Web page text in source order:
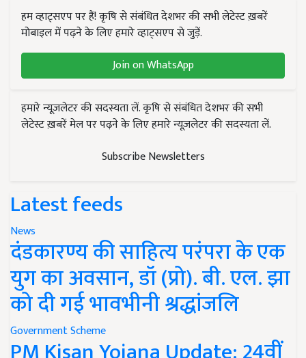
हम व्हाट्सएप पर हैं! कृषि से संबंधित देशभर की सभी लेटेस्ट ख़बरें
मोबाइल में पढ़ने के लिए हमारे व्हाट्सएप से जुड़ें.
Join on WhatsApp
हमारे न्यूज़लेटर की सदस्यता लें. कृषि से संबंधित देशभर की सभी
लेटेस्ट ख़बरें मेल पर पढ़ने के लिए हमारे न्यूज़लेटर की सदस्यता लें.
Subscribe Newsletters
Latest feeds
News
दंडकारण्य की साहित्य परंपरा के एक
युग का अवसान, डॉ (प्रो). बी. एल. झा
को दी गई भावभीनी श्रद्धांजलि
Government Scheme